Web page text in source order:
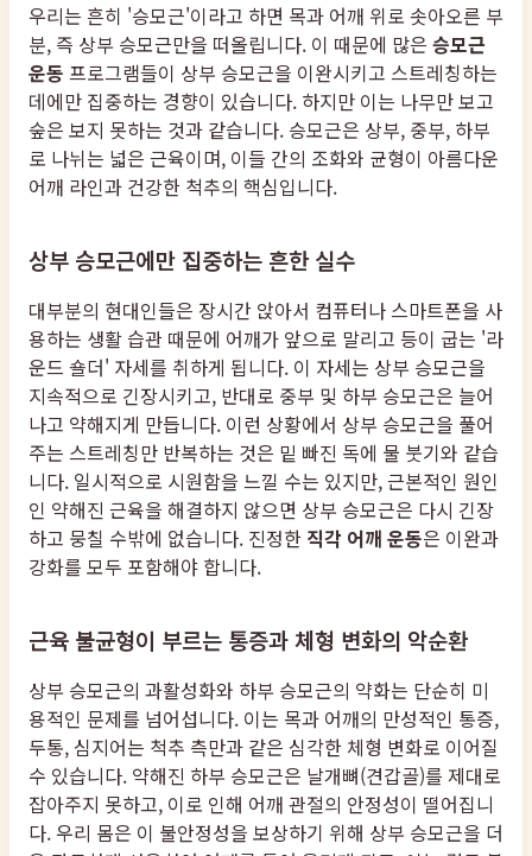
우리는 흔히 '승모근'이라고 하면 목과 어깨 위로 솟아오른 부
분, 즉 상부 승모근만을 떠올립니다. 이 때문에 많은 승모근
운동 프로그램들이 상부 승모근을 이완시키고 스트레칭하는
데에만 집중하는 경향이 있습니다. 하지만 이는 나무만 보고
숲은 보지 못하는 것과 같습니다. 승모근은 상부, 중부, 하부
로 나뉘는 넓은 근육이며, 이들 간의 조화와 균형이 아름다운
어깨 라인과 건강한 척추의 핵심입니다.
상부 승모근에만 집중하는 흔한 실수
대부분의 현대인들은 장시간 앉아서 컴퓨터나 스마트폰을 사
용하는 생활 습관 때문에 어깨가 앞으로 말리고 등이 굽는 '라
운드 숄더' 자세를 취하게 됩니다. 이 자세는 상부 승모근을
지속적으로 긴장시키고, 반대로 중부 및 하부 승모근은 늘어
나고 약해지게 만듭니다. 이런 상황에서 상부 승모근을 풀어
주는 스트레칭만 반복하는 것은 밑 빠진 독에 물 붓기와 같습
니다. 일시적으로 시원함을 느낄 수는 있지만, 근본적인 원인
인 약해진 근육을 해결하지 않으면 상부 승모근은 다시 긴장
하고 뭉칠 수밖에 없습니다. 진정한 직각 어깨 운동은 이완과
강화를 모두 포함해야 합니다.
근육 불균형이 부르는 통증과 체형 변화의 악순환
상부 승모근의 과활성화와 하부 승모근의 약화는 단순히 미
용적인 문제를 넘어섭니다. 이는 목과 어깨의 만성적인 통증,
두통, 심지어는 척추 측만과 같은 심각한 체형 변화로 이어질
수 있습니다. 약해진 하부 승모근은 날개뼈(견갑골)를 제대로
잡아주지 못하고, 이로 인해 어깨 관절의 안정성이 떨어집니
다. 우리 몸은 이 불안정성을 보상하기 위해 상부 승모근을 더